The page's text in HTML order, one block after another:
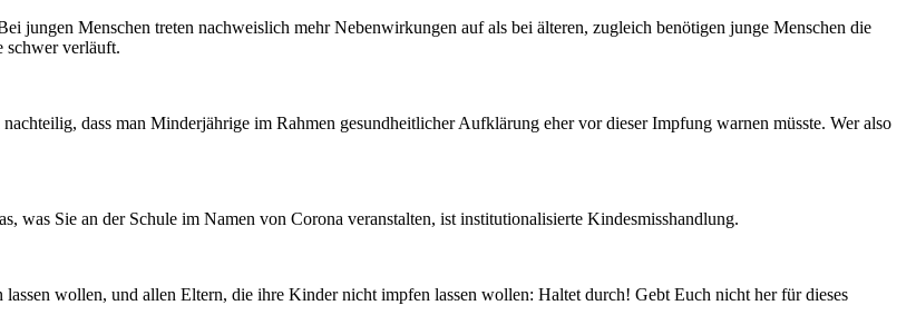
jungen Menschen treten nachweislich mehr Nebenwirkungen auf als bei älteren, zugleich benötigen junge Menschen die
verläuft.
dass man Minderjährige im Rahmen gesundheitlicher Aufklärung eher vor dieser Impfung warnen müsste. Wer also
was Sie an der Schule im Namen von Corona veranstalten, ist institutionalisierte Kindesmisshandlung.
wollen, und allen Eltern, die ihre Kinder nicht impfen lassen wollen: Haltet durch! Gebt Euch nicht her für dieses